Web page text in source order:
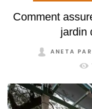
Comment
jardin
ANETA